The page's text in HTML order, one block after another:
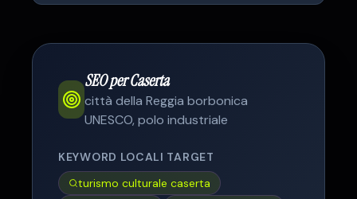
SEO perCaserta
città della Reggia borbonica
UNESCO, polo industriale
KEYWORD LOCALI TARGET
turismo culturale caserta